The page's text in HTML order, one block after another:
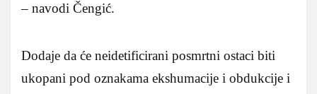
– navodi Čengić.
Dodaje da će neidetificirani posmrtni ostaci biti
ukopani pod oznakama ekshumacije i obdukcije i